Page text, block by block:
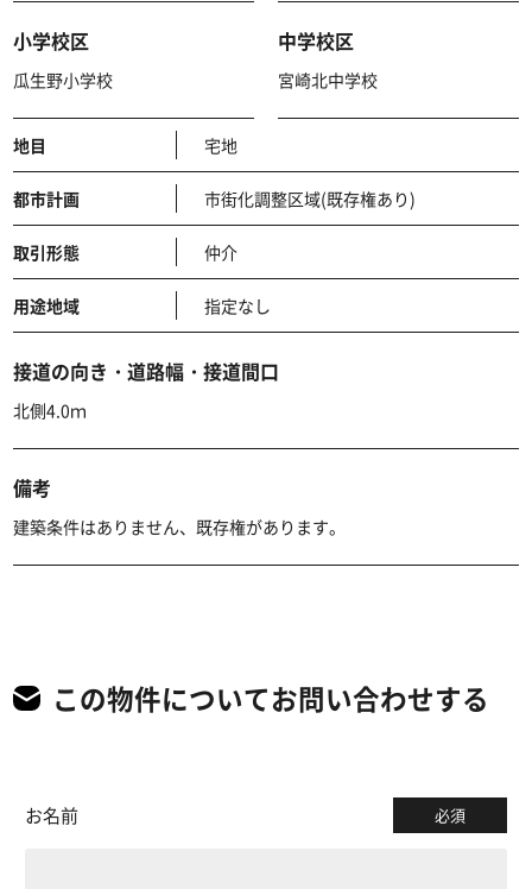
小学校区
瓜生野小学校
中学校区
宮崎北中学校
地目 宅地
都市計画 市街化調整区域(既存権あり)
取引形態 仲介
用途地域 指定なし
接道の向き・道路幅・接道間口
北側4.0ｍ
備考
建築条件はありません、既存権があります。
この物件についてお問い合わせする
お名前 必須